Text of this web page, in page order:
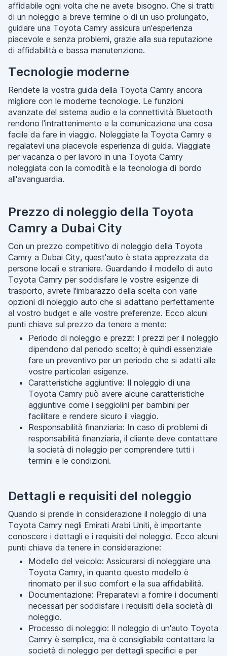
affidabile ogni volta che ne avete bisogno. Che si tratti
di un noleggio a breve termine o di un uso prolungato,
guidare una Toyota Camry assicura un'esperienza
piacevole e senza problemi, grazie alla sua reputazione
di affidabilità e bassa manutenzione.
Tecnologie moderne
Rendete la vostra guida della Toyota Camry ancora
migliore con le moderne tecnologie. Le funzioni
avanzate del sistema audio e la connettività Bluetooth
rendono l'intrattenimento e la comunicazione una cosa
facile da fare in viaggio. Noleggiate la Toyota Camry e
regalatevi una piacevole esperienza di guida. Viaggiate
per vacanza o per lavoro in una Toyota Camry
noleggiata con la comodità e la tecnologia di bordo
all'avanguardia.
Prezzo di noleggio della Toyota
Camry a Dubai City
Con un prezzo competitivo di noleggio della Toyota
Camry a Dubai City, quest'auto è stata apprezzata da
persone locali e straniere. Guardando il modello di auto
Toyota Camry per soddisfare le vostre esigenze di
trasporto, avrete l'imbarazzo della scelta con varie
opzioni di noleggio auto che si adattano perfettamente
al vostro budget e alle vostre preferenze. Ecco alcuni
punti chiave sul prezzo da tenere a mente:
Periodo di noleggio e prezzi: I prezzi per il noleggio
dipendono dal periodo scelto; è quindi essenziale
fare un preventivo per un periodo che si adatti alle
vostre particolari esigenze.
Caratteristiche aggiuntive: Il noleggio di una
Toyota Camry può avere alcune caratteristiche
aggiuntive come i seggiolini per bambini per
facilitare e rendere sicuro il viaggio.
Responsabilità finanziaria: In caso di problemi di
responsabilità finanziaria, il cliente deve contattare
la società di noleggio per comprendere tutti i
termini e le condizioni.
Dettagli e requisiti del noleggio
Quando si prende in considerazione il noleggio di una
Toyota Camry negli Emirati Arabi Uniti, è importante
conoscere i dettagli e i requisiti del noleggio. Ecco alcuni
punti chiave da tenere in considerazione:
Modello del veicolo: Assicurarsi di noleggiare una
Toyota Camry, in quanto questo modello è
rinomato per il suo comfort e la sua affidabilità.
Documentazione: Preparatevi a fornire i documenti
necessari per soddisfare i requisiti della società di
noleggio.
Processo di noleggio: Il noleggio di un'auto Toyota
Camry è semplice, ma è consigliabile contattare la
società di noleggio per dettagli specifici e per